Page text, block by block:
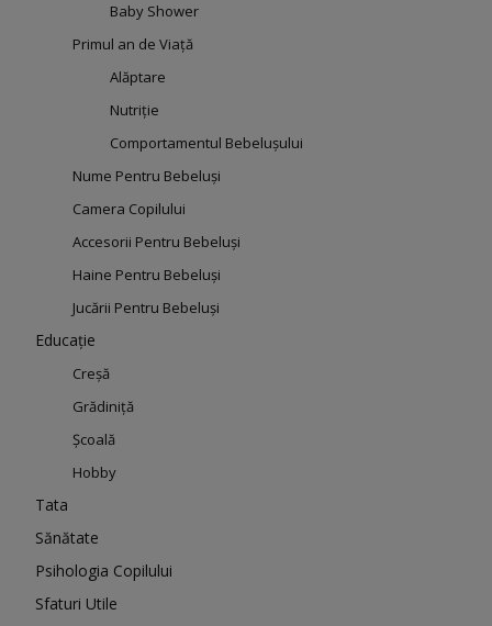
Baby Shower
Primul an de Viață
Alăptare
Nutriție
Comportamentul Bebelușului
Nume Pentru Bebeluși
Camera Copilului
Accesorii Pentru Bebeluși
Haine Pentru Bebeluși
Jucării Pentru Bebeluși
Educație
Creșă
Grădiniță
Școală
Hobby
Tata
Sănătate
Psihologia Copilului
Sfaturi Utile